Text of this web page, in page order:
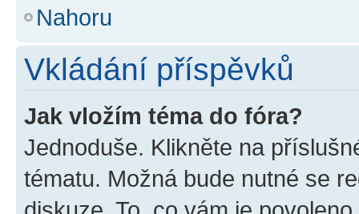
Nahoru
Vkládání příspěvků
Jak vložím téma do fóra?
Jednoduše. Klikněte na
tématu. Možná bude nutné se